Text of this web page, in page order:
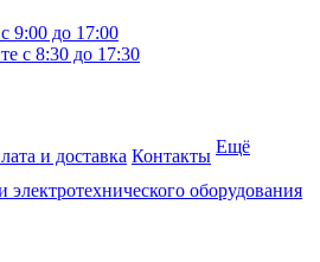
9:00 до 17:00
с 8:30 до 17:30
и доставка Контакты Ещё